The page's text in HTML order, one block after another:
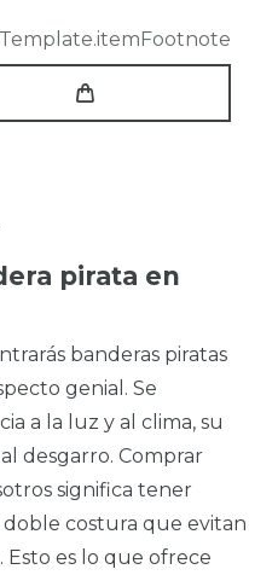
pirata en
banderas piratas
genial. Se
a la luz y al clima, su
desgarro. Comprar
significa tener
costura que evitan
es lo que ofrece